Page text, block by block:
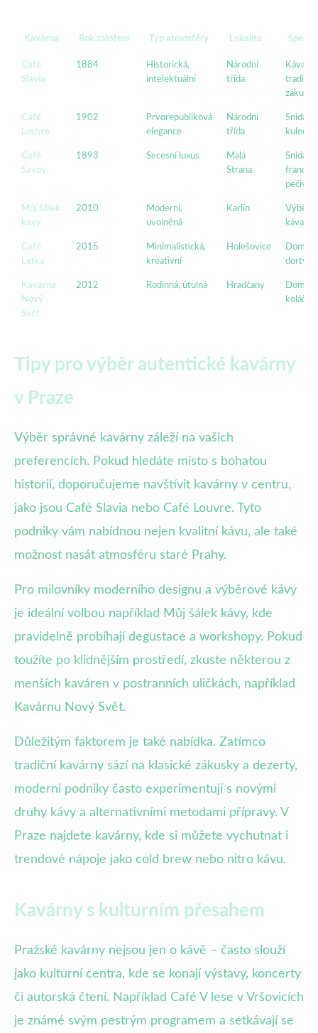
Kavárna Rok založení Typ atmosféry Lokalita
Café
Slavia
1884
Historická,
intelektuální
Národní
třída
Káva,
tradiční
zákusky
Café
Louvre
1902
Prvorepubliková
elegance
Národní
třída
Snídaně,
kulečník
Café
Savoy
1893 Secesní luxus
Malá
Strana
Snídaně,
pečivo
Můj šálek
kávy
2010
Moderní,
uvolněná
Karlín
káva
Café
Letka
2015
Minimalistická,
kreativní
Holešovice
Domácí
dorty
Kavárna
Nový
Svět
2012 Rodinná, útulná Hradčany
Domácí
koláče
Tipy pro výběr autentické kavárny
v Praze
Výběr správné kavárny záleží na vašich
preferencích. Pokud hledáte místo s bohatou
historií, doporučujeme navštívit kavárny v centru,
jako jsou Café Slavia nebo Café Louvre. Tyto
podniky vám nabídnou nejen kvalitní kávu, ale také
možnost nasát atmosféru staré Prahy.
Pro milovníky moderního designu a výběrové kávy
je ideální volbou například Můj šálek kávy, kde
pravidelně probíhají degustace a workshopy. Pokud
toužíte po klidnějším prostředí, zkuste některou z
menších kaváren v postranních uličkách, například
Kavárnu Nový Svět.
Důležitým faktorem je také nabídka. Zatímco
tradiční kavárny sází na klasické zákusky a dezerty,
moderní podniky často experimentují s novými
druhy kávy a alternativními metodami přípravy. V
Praze najdete kavárny, kde si můžete vychutnat i
trendové nápoje jako cold brew nebo nitro kávu.
Kavárny s kulturním přesahem
Pražské kavárny nejsou jen o kávě – často slouží
jako kulturní centra, kde se konají výstavy, koncerty
či autorská čtení. Například Café V lese v Vršovicích
je známé svým pestrým programem a setkávají se